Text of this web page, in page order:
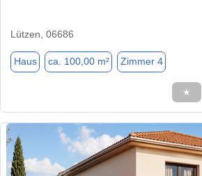
Lützen, 06686
Haus ca. 100,00 m² Zimmer 4
★